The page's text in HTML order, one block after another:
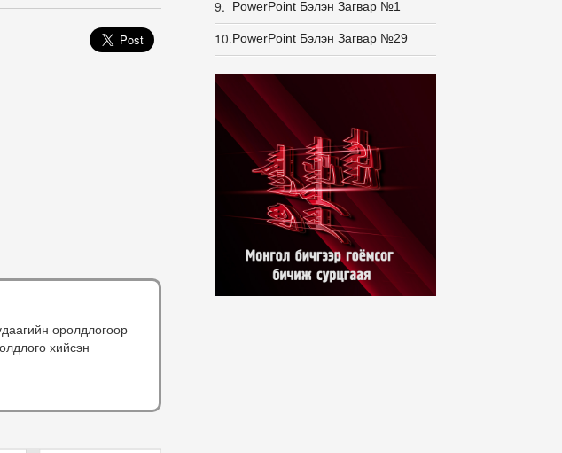
оролдлогоор
хийсэн
9. PowerPoint Бэлэн Загвар №1
10.PowerPoint Бэлэн Загвар №29